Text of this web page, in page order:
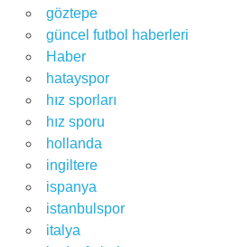
göztepe
güncel futbol haberleri
Haber
hatayspor
hız sporları
hız sporu
hollanda
ingiltere
ispanya
istanbulspor
italya